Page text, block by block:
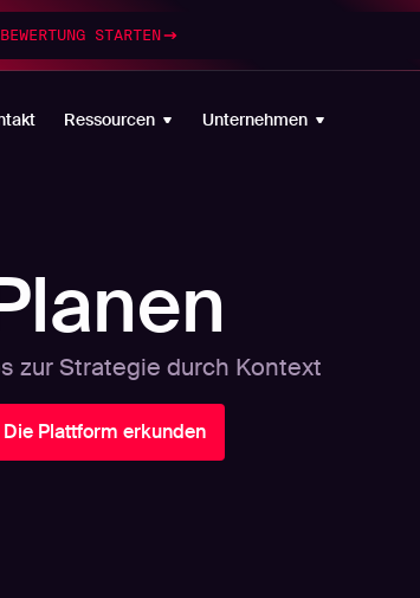
BEWERTUNG STARTEN
Ressourcen Unternehmen
zur Strategie durch Kontext
Die Plattform erkunden